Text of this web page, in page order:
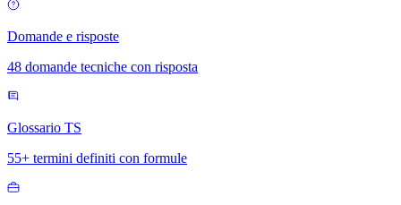
Domande e risposte
48 domande tecniche con risposta
Glossario TS
55+ termini definiti con formule